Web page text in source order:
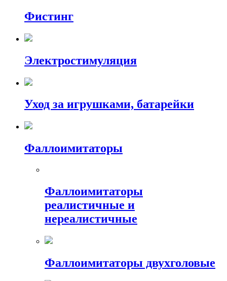
Фистинг
Электростимуляция
Уход за игрушками, батарейки
Фаллоимитаторы
Фаллоимитаторы
реалистичные и
нереалистичные
Фаллоимитаторы двухголовые